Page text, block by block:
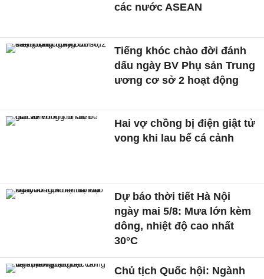
các nước ASEAN
Tiếng khóc chào đời đánh
dấu ngày BV Phụ sản Trung
ương cơ sở 2 hoạt động
Hai vợ chồng bị điện giật tử
vong khi lau bể cá cảnh
Dự báo thời tiết Hà Nội
ngày mai 5/8: Mưa lớn kèm
dông, nhiệt độ cao nhất
30°C
Chủ tịch Quốc hội: Ngành